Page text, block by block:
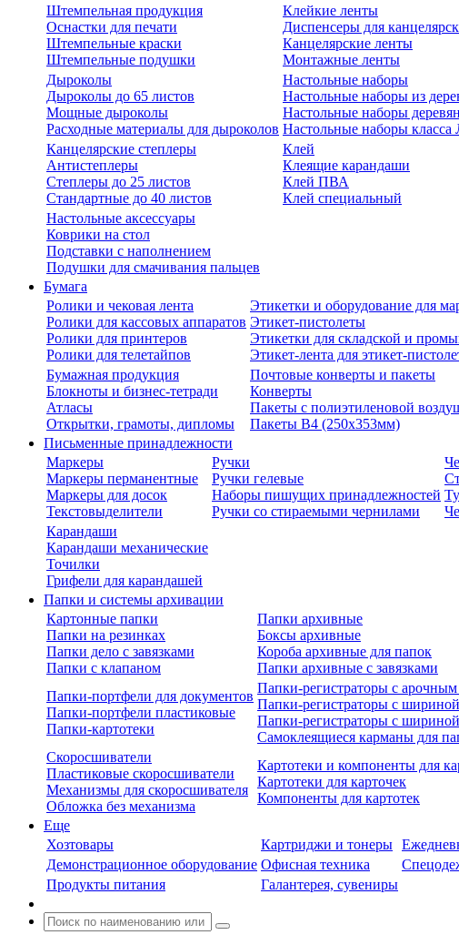
Штемпельная продукция
Оснастки для печати
Штемпельные краски
Штемпельные подушки
Клейкие ленты
Диспенсеры для
Канцелярские ленты
Монтажные ленты
Дыроколы
Дыроколы до 65 листов
Мощные дыроколы
Расходные материалы для дыроколов
Настольные наборы
Настольные наборы из
Настольные наборы
Настольные наборы
Канцелярские степлеры
Антистеплеры
Степлеры до 25 листов
Стандартные до 40 листов
Клей
Клеящие карандаши
Клей ПВА
Клей специальный
Настольные аксессуары
Коврики на стол
Подставки с наполнением
Подушки для смачивания пальцев
Бумага
Ролики и чековая лента
Ролики для кассовых аппаратов
Ролики для принтеров
Ролики для телетайпов
Этикетки и оборудование для
Этикет-пистолеты
Этикетки для складской и
Этикет-лента для этикет-
Бумажная продукция
Блокноты и бизнес-тетради
Атласы
Открытки, грамоты, дипломы
Почтовые конверты и пакеты
Конверты
Пакеты с полиэтиленовой
Пакеты В4 (250х353мм)
Письменные принадлежности
Маркеры
Маркеры перманентные
Маркеры для досок
Текстовыделители
Ручки
Ручки гелевые
Наборы пишущих принадлежностей
Ручки со стираемыми чернилами
Карандаши
Карандаши механические
Точилки
Грифели для карандашей
Папки и системы архивации
Картонные папки
Папки на резинках
Папки дело с завязками
Папки с клапаном
Папки архивные
Боксы архивные
Короба архивные для папок
Папки архивные с завязками
Папки-портфели для документов
Папки-портфели пластиковые
Папки-картотеки
Папки-регистраторы с
Папки-регистраторы с
Папки-регистраторы с
Самоклеящиеся карманы для
Скоросшиватели
Пластиковые скоросшиватели
Механизмы для скоросшивателя
Обложка без механизма
Картотеки и компоненты для
Картотеки для карточек
Компоненты для картотек
Еще
Хозтовары
Картриджи и тонеры
Демонстрационное оборудование Офисная техника
Продукты питания
Галантерея, сувениры